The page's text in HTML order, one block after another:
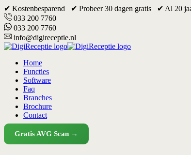
✔ Kostenbesparend ✔ Probeer 30 dagen gratis ✔ Al 20
033 200 7760
033 200 7760
info@digireceptie.nl
Home
Functies
Software
Faq
Branches
Brochure
Contact
Gratis AVG Scan →